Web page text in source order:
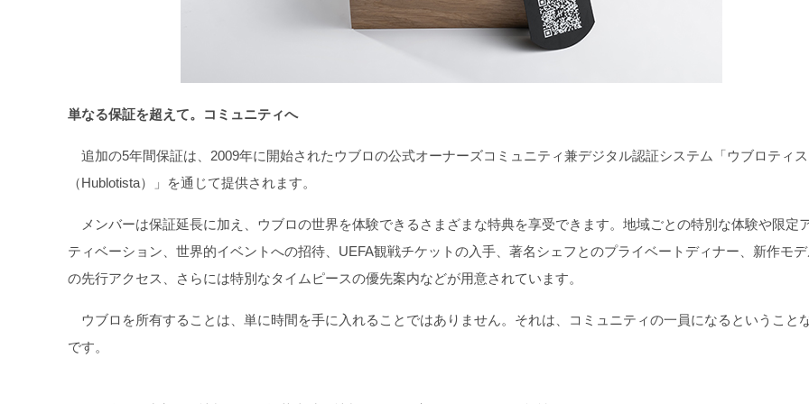
単なる保証を超えて。コミュニティへ
追加の5年間保証は、2009年に開始されたウブロの公式オーナーズコミュニティ兼デジタル認証システム「ウブロティス
（Hublotista）」を通じて提供されます。
メンバーは保証延長に加え、ウブロの世界を体験できるさまざまな特典を享受できます。地域ごとの特別な体験や限定
ティベーション、世界的イベントへの招待、UEFA観戦チケットの入手、著名シェフとのプライベートディナー、新作モ
の先行アクセス、さらには特別なタイムピースの優先案内などが用意されています。
ウブロを所有することは、単に時間を手に入れることではありません。それは、コミュニティの一員になるということ
です。